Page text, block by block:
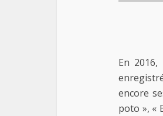
En 2016,
encore
poto », «